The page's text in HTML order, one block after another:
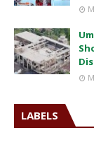
LABELS